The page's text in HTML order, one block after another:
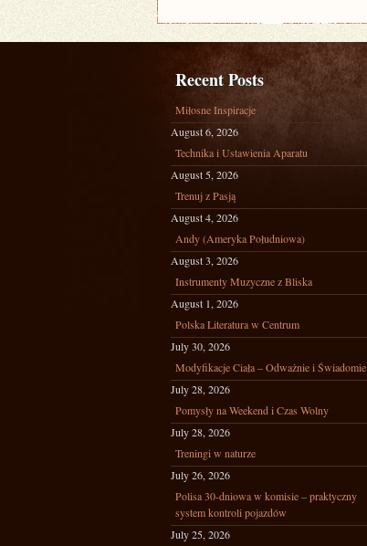
STATUSIE
Recent Posts
Miłosne Inspiracje
August 6, 2026
Technika i Ustawienia Aparatu
August 5, 2026
Trenuj z Pasją
August 4, 2026
Andy (Ameryka Południowa)
August 3, 2026
Instrumenty Muzyczne z Bliska
August 1, 2026
Polska Literatura w Centrum
July 30, 2026
Modyfikacje Ciała – Odważnie i Świadomie
July 28, 2026
Pomysły na Weekend i Czas Wolny
July 28, 2026
Treningi w naturze
July 26, 2026
Polisa 30-dniowa w komisie – praktyczny
system kontroli pojazdów
July 25, 2026